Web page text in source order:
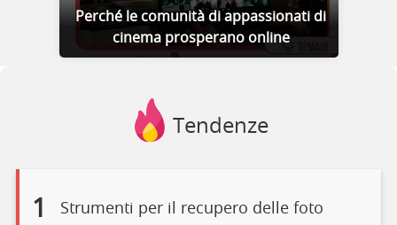
Perché le comunità di appassionati di
cinema prosperano online
Tendenze
1 Strumenti per il recupero delle foto